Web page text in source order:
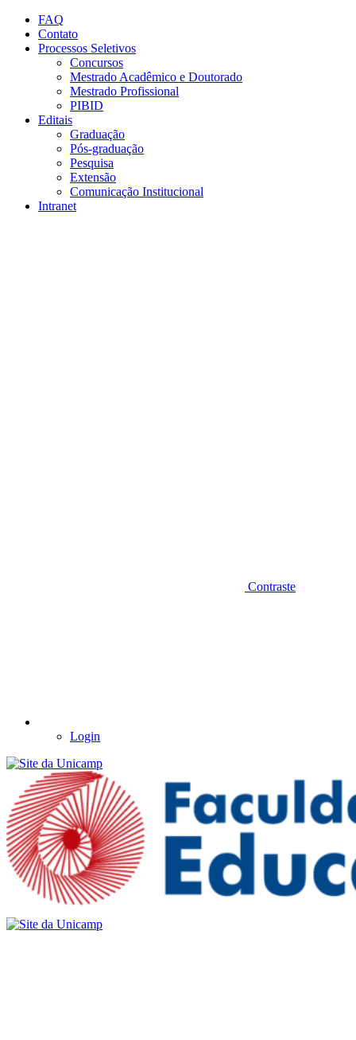
Conteúdo principal
FAQ
Contato
Processos Seletivos
Concursos
Mestrado Acadêmico e Doutorado
Mestrado Profissional
PIBID
Editais
Graduação
Pós-graduação
Pesquisa
Extensão
Comunicação Institucional
Intranet
Contraste
Login